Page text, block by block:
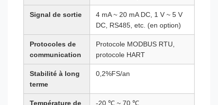
Signal de sortie
4 mA ~ 20 mA DC, 1 V ~ 5 V
DC, RS485, etc. (en option)
Protocoles de
communication
Protocole MODBUS RTU,
protocole HART
Stabilité à long
terme
0,2%FS/an
Température de
-20 ℃ ~ 70 ℃